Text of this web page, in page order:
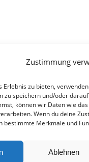
Zustimmung
Erlebnis zu bieten,
zu speichern und/oder
können wir Daten wie
Wenn du deine
bestimmte Merkmale und
Ablehnen